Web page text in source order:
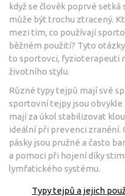
když se člověk poprvé
může být trochu ztracený.
mezi tím, co používají
běžném použití? Tyto
to sportovci, fyzioterapeuti
životního stylu.
Různé typy tejpů mají své
sportovní tejpy jsou
mají za úkol stabilizovat
ideální při prevenci
pásky jsou pružné a často
a pomoci při hojení díky
lymfatického systému.
Typy tejpů a jejich